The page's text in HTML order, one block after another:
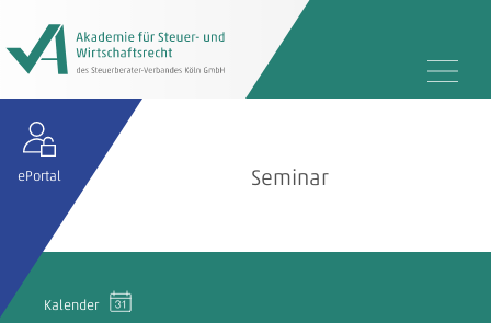
ePortal Seminar
Kalender